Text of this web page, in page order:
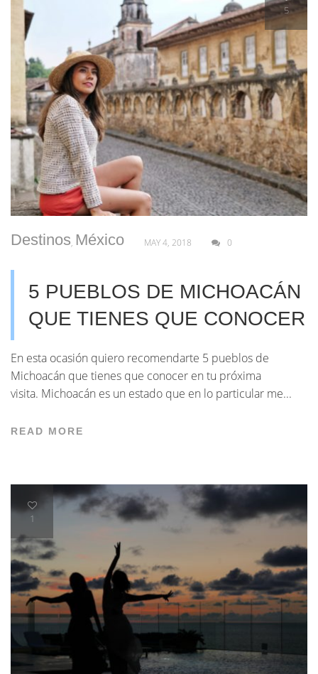
5
Destinos, México MAY 4, 2018 0
5 PUEBLOS DE MICHOACÁN
QUE TIENES QUE CONOCER
En esta ocasión quiero recomendarte 5 pueblos de
Michoacán que tienes que conocer en tu próxima
visita. Michoacán es un estado que en lo particular me...
READ MORE
1